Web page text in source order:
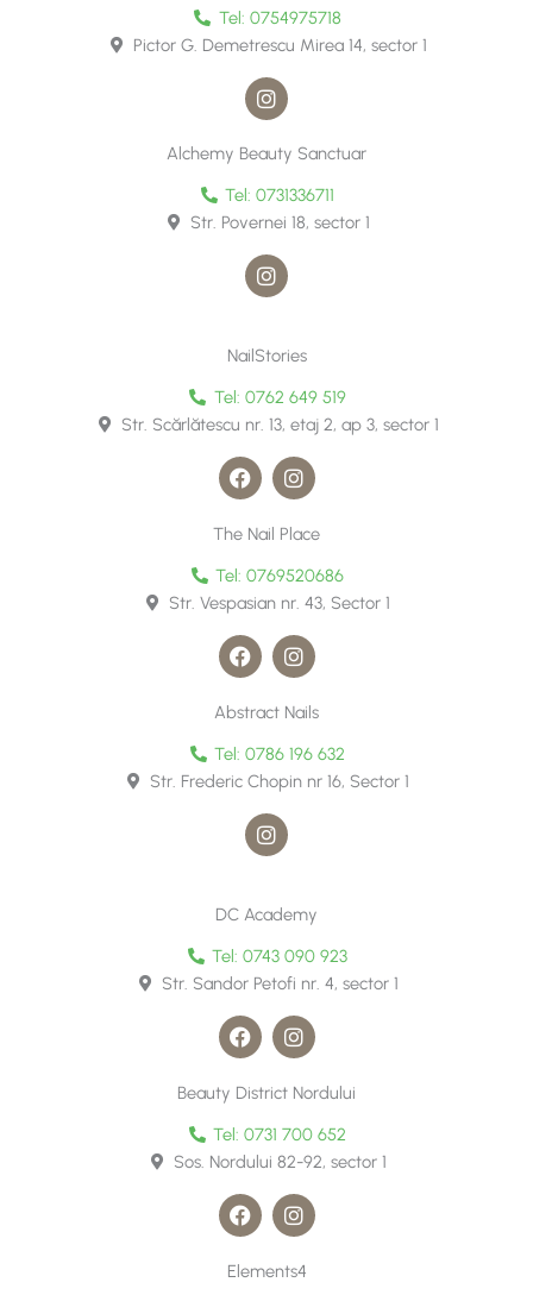
o
o
k
g
r
a
Tel: 0754975718
Pictor G. Demetrescu Mirea 14, sector 1
I
n
t
g
r
a
m
Alchemy Beauty Sanctuar
Tel: 0731336711
Str. Povernei 18, sector 1
I
n
a
r
a
m
NailStories
Tel: 0762 649 519
Str. Scărlătescu nr. 13, etaj 2, ap 3, sector 1
F
a
e
o
o
k
I
n
t
g
r
a
m
The Nail Place
Tel: 0769520686
Str. Vespasian nr. 43, Sector 1
F
a
e
o
o
k
I
n
t
g
r
a
Abstract Nails
Tel: 0786 196 632
Str. Frederic Chopin nr 16, Sector 1
I
n
a
r
a
m
DC Academy
Tel: 0743 090 923
Str. Sandor Petofi nr. 4, sector 1
F
a
e
o
o
k
I
n
t
g
r
a
m
Beauty District Nordului
Tel: 0731 700 652
Sos. Nordului 82-92, sector 1
F
a
e
I
n
t
Elements4